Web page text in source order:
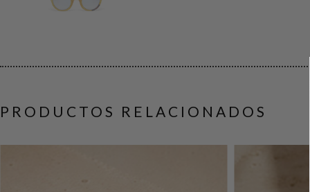
PRODUCTOS RELACIONADOS